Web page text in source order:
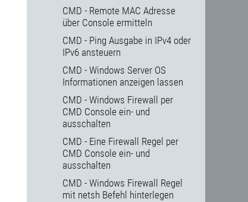
CMD - Remote MAC Adresse
über Console ermitteln
CMD - Ping Ausgabe in IPv4 oder
IPv6 ansteuern
CMD - Windows Server OS
Informationen anzeigen lassen
CMD - Windows Firewall per
CMD Console ein- und
ausschalten
CMD - Eine Firewall Regel per
CMD Console ein- und
ausschalten
CMD - Windows Firewall Regel
mit netsh Befehl hinterlegen